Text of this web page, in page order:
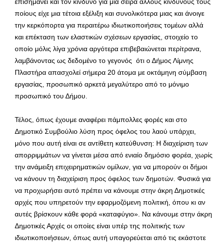
ποίους είχε μια τέτοια εξέλιξη και συνολικότερα μιας και άνοιγε
την κερκόπορτα για περαιτέρω ιδιωτικοποιήσεις τομέων αλλά
και επέκταση των ελαστικών σχέσεων εργασίας, στοιχείο το
οποίο μόλις λίγα χρόνια αργότερα επιβεβαιώνεται περίτρανα,
λαμβάνοντας ως δεδομένο το γεγονός ότι ο Δήμος Λίμνης
Πλαστήρα απασχολεί σήμερα 20 άτομα με οκτάμηνη σύμβαση
εργασίας, προσωπικό αρκετά μεγαλύτερο από το μόνιμο
προσωπικό του Δήμου.
Τέλος, όπως έχουμε αναφέρει πάμπολλες φορές και στο
Δημοτικό Συμβούλιο λύση προς όφελος του λαού υπάρχει,
μόνο που αυτή είναι σε αντίθετη κατεύθυνση: Η διαχείριση των
απορριμμάτων να γίνεται μέσα από ενιαίο δημόσιο φορέα, χωρίς
την ανάμειξη επιχειρηματικών ομίλων, για να μπορούν οι δήμοι
να κάνουν τη διαχείριση προς όφελος των δημοτών. Φυσικά για
να προχωρήσει αυτό πρέπει να κάνουμε στην άκρη Δημοτικές
αρχές που υπηρετούν την εφαρμοζόμενη πολιτική, όπου κι αν
αυτές βρίσκουν κάθε φορά «καταφύγιο». Να κάνουμε στην άκρη
Δημοτικές Αρχές οι οποίες είναι υπέρ της πολιτικής των
ιδιωτικοποιήσεων, όπως αυτή υπαγορεύεται από τις εκάστοτε